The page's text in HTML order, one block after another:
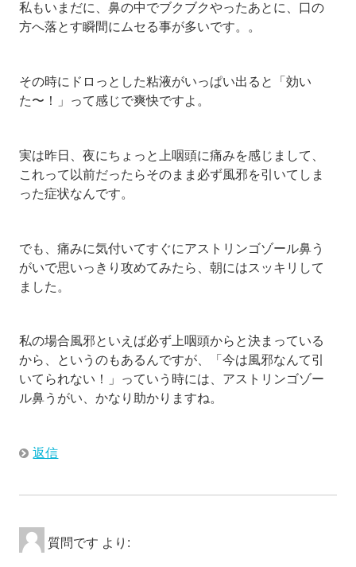
私もいまだに、鼻の中でブクブクやったあとに、口の
方へ落とす瞬間にムセる事が多いです。。
その時にドロっとした粘液がいっぱい出ると「効い
た〜！」って感じで爽快ですよ。
実は昨日、夜にちょっと上咽頭に痛みを感じまして、
これって以前だったらそのまま必ず風邪を引いてしま
った症状なんです。
でも、痛みに気付いてすぐにアストリンゴゾール鼻う
がいで思いっきり攻めてみたら、朝にはスッキリして
ました。
私の場合風邪といえば必ず上咽頭からと決まっている
から、というのもあるんですが、「今は風邪なんて引
いてられない！」っていう時には、アストリンゴゾー
ル鼻うがい、かなり助かりますね。
返信
質問です より: